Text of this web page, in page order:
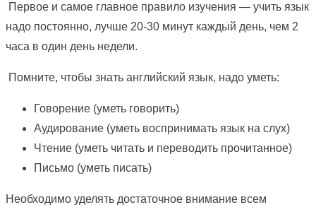
Первое и самое главное правило изучения — учить язык
надо постоянно, лучше 20-30 минут каждый день, чем 2
часа в один день недели.
Помните, чтобы знать английский язык, надо уметь:
Говорение (уметь говорить)
Аудирование (уметь воспринимать язык на слух)
Чтение (уметь читать и переводить прочитанное)
Письмо (уметь писать)
Необходимо уделять достаточное внимание всем